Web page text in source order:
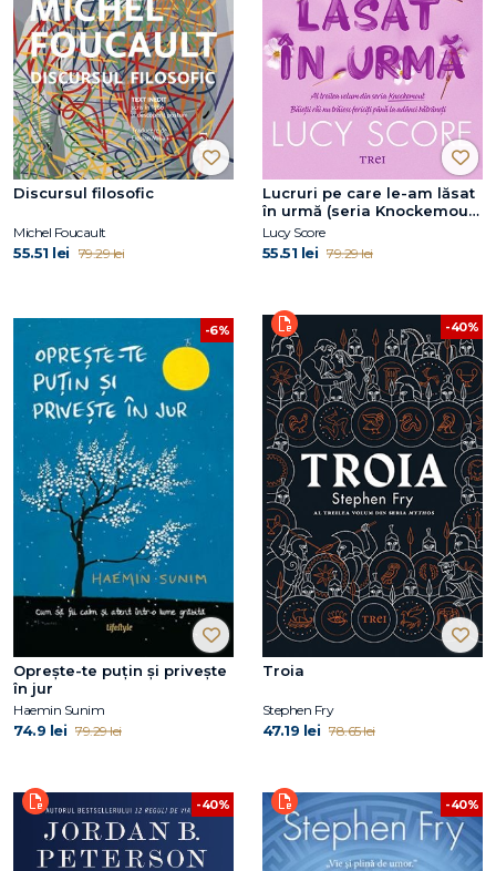
Discursul filosofic
Michel Foucault
55.51 lei 79.29 lei
Lucruri pe care le-am lăsat
în urmă (seria Knockemout,
vol. 3)
Lucy Score
55.51 lei 79.29 lei
-6%
Oprește-te puțin și privește
în jur
Haemin Sunim
74.9 lei 79.29 lei
-40%
Troia
Stephen Fry
47.19 lei 78.65 lei
-40% -40%